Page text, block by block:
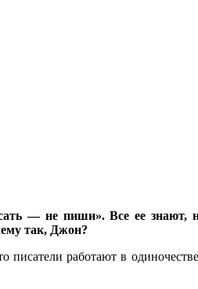
— не пиши». Все ее знают,
так, Джон?
работают в